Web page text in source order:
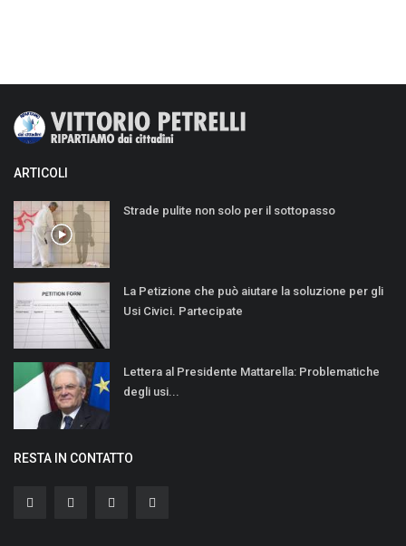
ARTICOLI
Strade pulite non solo per il sottopasso
La Petizione che può aiutare la soluzione per gli
Usi Civici. Partecipate
Lettera al Presidente Mattarella: Problematiche
degli usi...
RESTA IN CONTATTO